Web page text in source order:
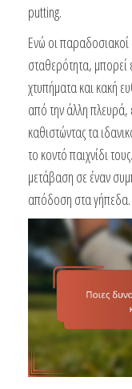
putting.
Ενώ οι
σταθερότητα,
χτυπήματα και κακή
από την άλλη πλευρά,
καθιστώντας τα
το κοντό παιχνίδι
μετάβαση σε έναν
απόδοση στα γήπεδα.